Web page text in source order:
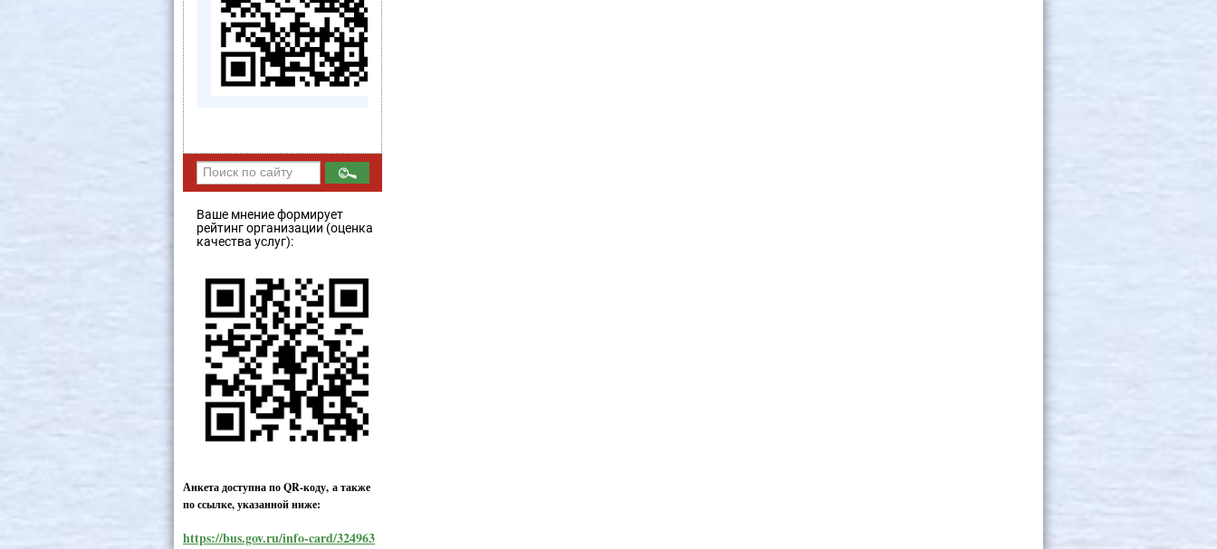
Ваше мнение формирует
рейтинг организации (оценка
качества услуг):
Анкета доступна по QR-коду, а также
по ссылке, указанной ниже:
https://bus.gov.ru/info-card/324963